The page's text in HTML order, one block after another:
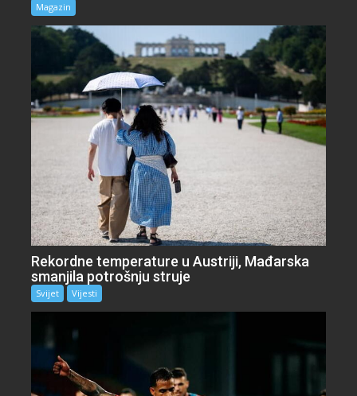
Magazin
Rekordne temperature u Austriji, Mađarska
smanjila potrošnju struje
Svijet Vijesti